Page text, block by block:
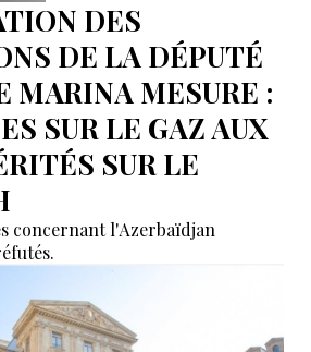
DES
DE LA DÉPUTÉ
MARINA MESURE :
SUR LE GAZ AUX
SUR LE
concernant l'Azerbaïdjan